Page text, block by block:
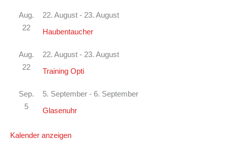
Aug.
22
22. August - 23. August
Haubentaucher
Aug.
22
22. August - 23. August
Training Opti
Sep.
5
5. September - 6. September
Glasenuhr
Kalender anzeigen